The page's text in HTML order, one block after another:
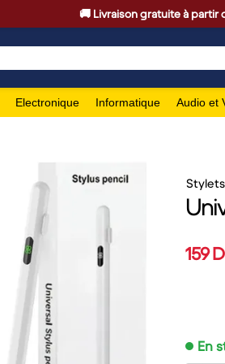
🚚 Livraison gratuite à partir
Electronique Informatique Audio et
Stylets
159
En